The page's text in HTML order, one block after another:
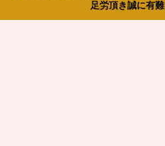
足労頂き誠に有難